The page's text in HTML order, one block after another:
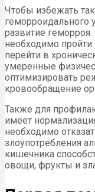
Чтобы избежать
геморроидального
развитие
необходимо пройти
перейти в
умеренные
оптимизировать
кровообращение
Также для
имеет
необходимо
злоупотребления
кишечника
овощи, фрукты и